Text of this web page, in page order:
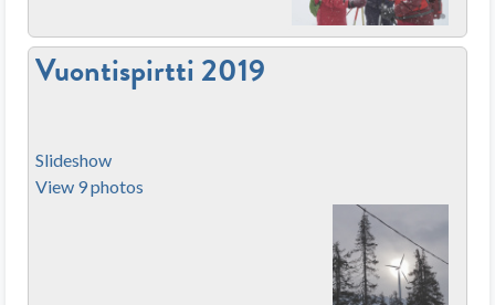
Vuontispirtti 2019
Slideshow
View 9 photos